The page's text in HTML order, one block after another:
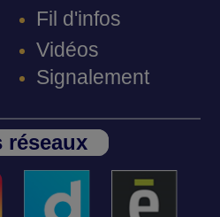
Fil d'infos
Vidéos
Signalement
réseaux